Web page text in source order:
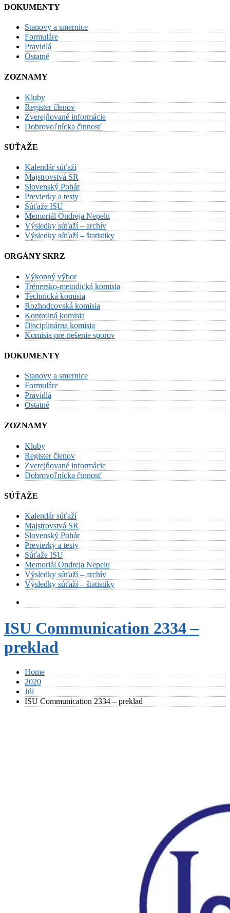
DOKUMENTY
Stanovy a smernice
Formuláre
Pravidlá
Ostatné
ZOZNAMY
Kluby
Register členov
Zverejňované informácie
Dobrovoľnícka činnosť
SÚŤAŽE
Kalendár súťaží
Majstrovstvá SR
Slovenský Pohár
Previerky a testy
Súťaže ISU
Memoriál Ondreja Nepelu
Výsledky súťaží – archív
Výsledky súťaží – štatistiky
ORGÁNY SKRZ
Výkonný výbor
Trénersko-metodická komisia
Technická komisia
Rozhodcovská komisia
Kontrolná komisia
Disciplinárna komisia
Komisia pre riešenie sporov
DOKUMENTY
Stanovy a smernice
Formuláre
Pravidlá
Ostatné
ZOZNAMY
Kluby
Register členov
Zverejňované informácie
Dobrovoľnícka činnosť
SÚŤAŽE
Kalendár súťaží
Majstrovstvá SR
Slovenský Pohár
Previerky a testy
Súťaže ISU
Memoriál Ondreja Nepelu
Výsledky súťaží – archív
Výsledky súťaží – štatistiky
ISU Communication 2334 –
preklad
Home
2020
Júl
ISU Communication 2334 – preklad